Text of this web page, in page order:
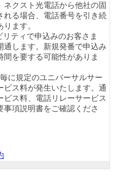
クスト光電話から他社の固
れる場合、電話番号を引き続
ます。
ティで申込みのお客さま
通します。新規発番で申込み
を要する可能性がありま
に規定のユニバーサルサー
ビス料が発生いたします。通
ス料、電話リレーサービス
項説明書をご確認くださ